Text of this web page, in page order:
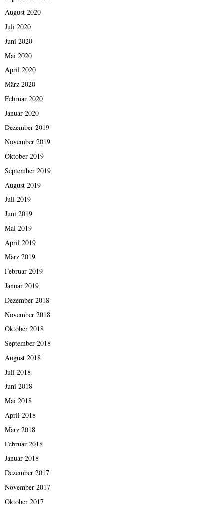
August 2020
Juli 2020
Juni 2020
Mai 2020
April 2020
März 2020
Februar 2020
Januar 2020
Dezember 2019
November 2019
Oktober 2019
September 2019
August 2019
Juli 2019
Juni 2019
Mai 2019
April 2019
März 2019
Februar 2019
Januar 2019
Dezember 2018
November 2018
Oktober 2018
September 2018
August 2018
Juli 2018
Juni 2018
Mai 2018
April 2018
März 2018
Februar 2018
Januar 2018
Dezember 2017
November 2017
Oktober 2017